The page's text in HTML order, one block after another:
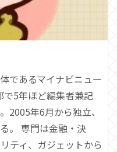
であるマイナビニュー
で5年ほど編集者兼記
2005年6月から独立、
。 専門は金融・決
ティ、ガジェットから